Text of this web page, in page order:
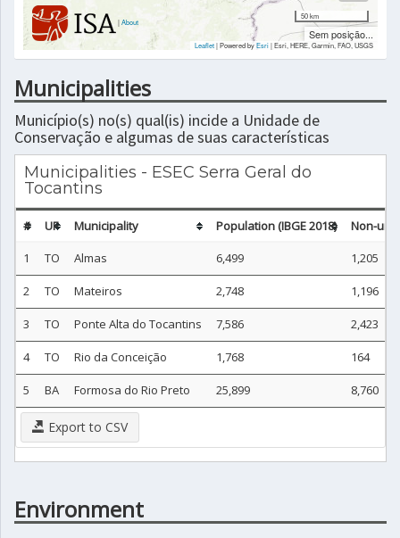
|About
50 km
Sem posição...
Leaflet| Powered byEsri|Esri, HERE, Garmin, FAO, USGS
Municipalities
Município(s) no(s) qual(is) incide a Unidade de
Conservação e algumas de suas características
Municipalities - ESEC Serra Geral do
Tocantins
# UF Municipality Population (IBGE 2018)
Non-
1
TO Almas 6,499 1,205
2 TO Mateiros 2,748 1,196
3 TO Ponte Alta do Tocantins 7,586 2,423
4 TO Rio da Conceição 1,768 164
5 BA Formosa do Rio Preto 25,899 8,760
Export to CSV
Environment